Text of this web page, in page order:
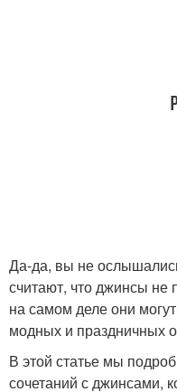
Да-да, вы не
считают, что джинсы не
на самом деле они
модных и праздничных
В этой статье мы
сочетаний с джинсами,